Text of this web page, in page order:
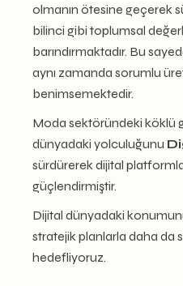
olmanın ötesine geçerek
bilinci gibi toplumsal
barındırmaktadır. Bu
aynı zamanda sorumlu
benimsemektedir.
Moda sektöründeki köklü
dünyadaki yolculuğunu
sürdürerek dijital
güçlendirmiştir.
Dijital dünyadaki
stratejik planlarla daha da
hedefliyoruz.